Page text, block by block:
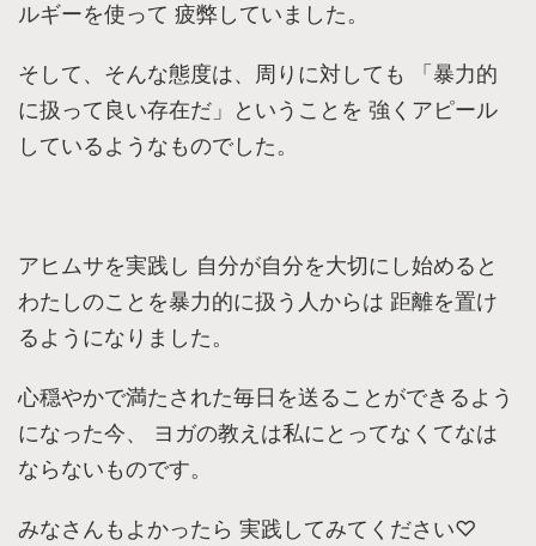
ルギーを使って 疲弊していました。
そして、そんな態度は、周りに対しても 「暴力的
に扱って良い存在だ」ということを 強くアピール
しているようなものでした。
アヒムサを実践し 自分が自分を大切にし始めると
わたしのことを暴力的に扱う人からは 距離を置け
るようになりました。
心穏やかで満たされた毎日を送ることができるよう
になった今、 ヨガの教えは私にとってなくてなは
ならないものです。
みなさんもよかったら 実践してみてください♡